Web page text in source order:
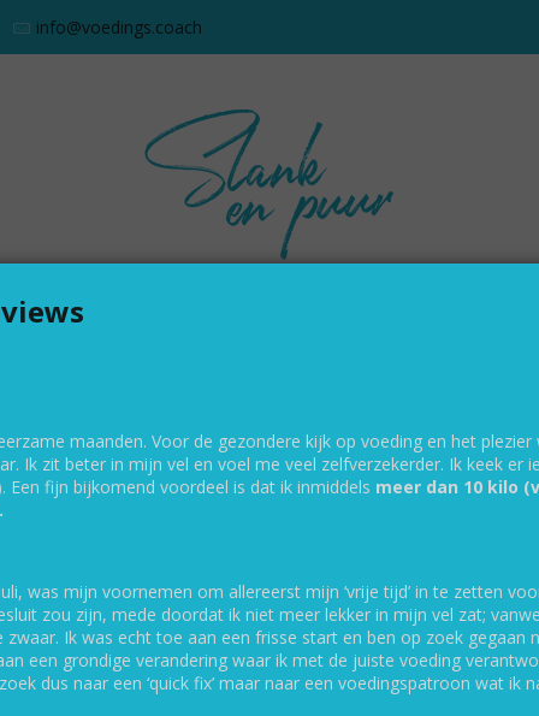
info@voedings.coach
Zou jij pure en
je huidige levensstijl,
wirwar van ons huidige
Er is een
voelen en
bereiken.*
maanden. Voor de gezondere kijk op voeding en het
Ik zit beter in mijn vel en voel me veel zelfverzekerder. Ik keek er
fijn bijkomend voordeel is dat ik inmiddels meer dan 10 kilo
was mijn voornemen om allereerst mijn ‘vrije tijd’ in te zetten
zou zijn, mede doordat ik niet meer lekker in mijn vel zat;
Ik was echt toe aan een frisse start en ben op zoek gegaan
een grondige verandering waar ik met de juiste voeding
dus naar een ‘quick fix’ maar naar een voedingspatroon wat ik